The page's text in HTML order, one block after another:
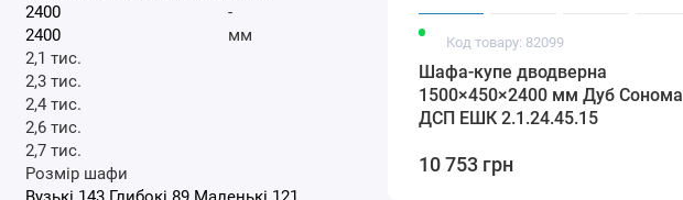
-
мм
2,1 тис.
2,3 тис.
2,4 тис.
2,6 тис.
2,7 тис.
Розмір шафи
Код товару: 82099
Шафа-купе дводверна
1500×450×2400 мм Дуб Сонома
ДСП EШК 2.1.24.45.15
10 753 грн